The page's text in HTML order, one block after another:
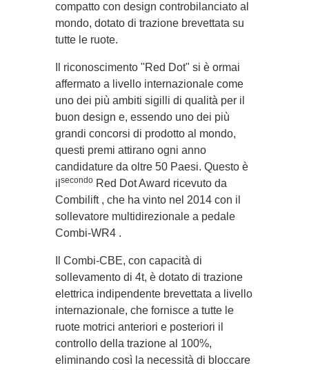
compatto con design controbilanciato al
mondo, dotato di trazione brevettata su
tutte le ruote.
Il riconoscimento "Red Dot" si è ormai
affermato a livello internazionale come
uno dei più ambiti sigilli di qualità per il
buon design e, essendo uno dei più
grandi concorsi di prodotto al mondo,
questi premi attirano ogni anno
candidature da oltre 50 Paesi. Questo è
il secondo Red Dot Award ricevuto da
Combilift , che ha vinto nel 2014 con il
sollevatore multidirezionale a pedale
Combi-WR4 .
Il Combi-CBE, con capacità di
sollevamento di 4t, è dotato di trazione
elettrica indipendente brevettata a livello
internazionale, che fornisce a tutte le
ruote motrici anteriori e posteriori il
controllo della trazione al 100%,
eliminando così la necessità di bloccare